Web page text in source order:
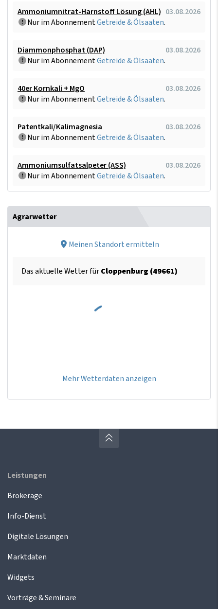
Ammoniumnitrat-Harnstoff Lösung (AHL) 03.08.2026
Nur im AbonnementGetreide & Ölsaaten.
Diammonphosphat (DAP)
03.08.2026
Nur im AbonnementGetreide & Ölsaaten.
40er Kornkali + MgO
03.08.2026
Nur im AbonnementGetreide & Ölsaaten.
Patentkali/Kalimagnesia
03.08.2026
Nur im AbonnementGetreide & Ölsaaten.
Ammoniumsulfatsalpeter (ASS)
03.08.2026
Nur im AbonnementGetreide & Ölsaaten.
Agrarwetter
Meinen Standort ermitteln
Das aktuelle Wetter fürCloppenburg (49661)
Mehr Wetterdaten anzeigen
Leistungen
Brokerage
Info-Dienst
Digitale Lösungen
Marktdaten
Widgets
Vorträge & Seminare